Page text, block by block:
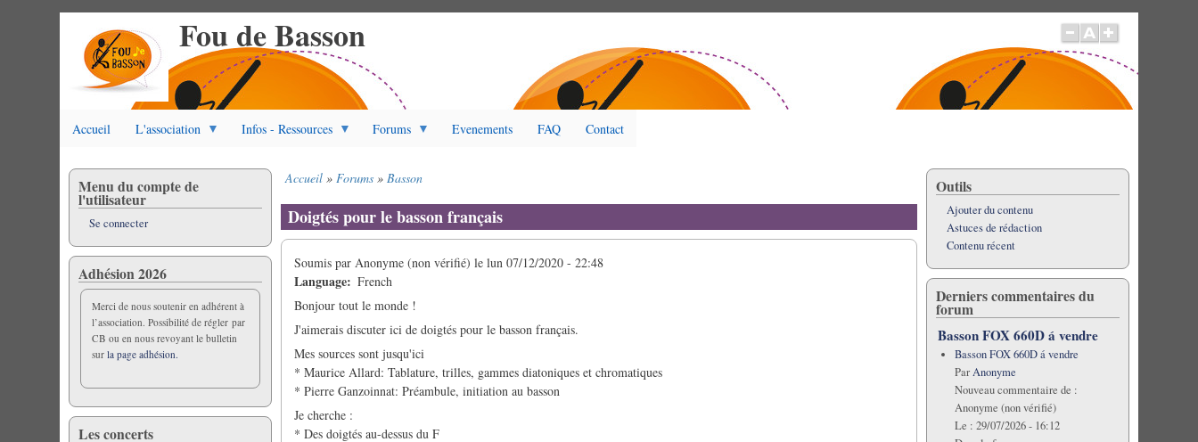
Fou de Basson
Accueil L'association Infos - Ressources Forums Evenements FAQ Contact
d'Ariane
Accueil Forums Basson
Doigtés pour le basson français
Soumis parAnonyme (non vérifié) lelun 07/12/2020 - 22:48
Language
French
Bonjour tout le monde !
J'aimerais discuter ici de doigtés pour le basson français.
Mes sources sont jusqu'ici
* Maurice Allard: Tablature, trilles, gammes diatoniques et chromatiques
* Pierre Ganzoinnat: Préambule, initiation au basson
Je cherche :
* Des doigtés au-dessus du F
Menu du compte de
l'utilisateur
Se connecter
Adhésion 2026
Merci de nous soutenir en adhérent à
l’association. Possibilité de régler par
CB ou en nous revoyant le bulletin
surla page adhésion.
Les concerts
Outils
Ajouter du contenu
Astuces de rédaction
Contenu récent
Derniers commentaires du
forum
Basson FOX 660D á vendre
Basson FOX 660D á vendre
ParAnonyme
Nouveau commentaire de :
Anonyme (non vérifié)
Le : 29/07/2026 - 16:12